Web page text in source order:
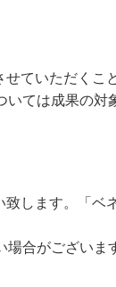
ていただくこ
ては成果の対
します。「ベ
合がございま